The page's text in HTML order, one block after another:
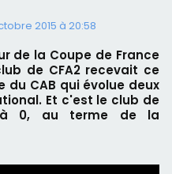
2015 à 20:58
de la Coupe de France
de CFA2 recevait ce
du CAB qui évolue deux
Et c'est le club de
à 0, au terme de la